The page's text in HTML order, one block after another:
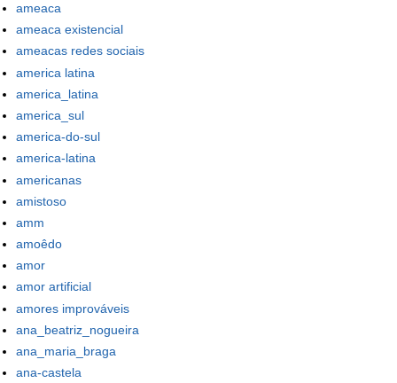
ameaca
ameaca existencial
ameacas redes sociais
america latina
america_latina
america_sul
america-do-sul
america-latina
americanas
amistoso
amm
amoêdo
amor
amor artificial
amores improváveis
ana_beatriz_nogueira
ana_maria_braga
ana-castela